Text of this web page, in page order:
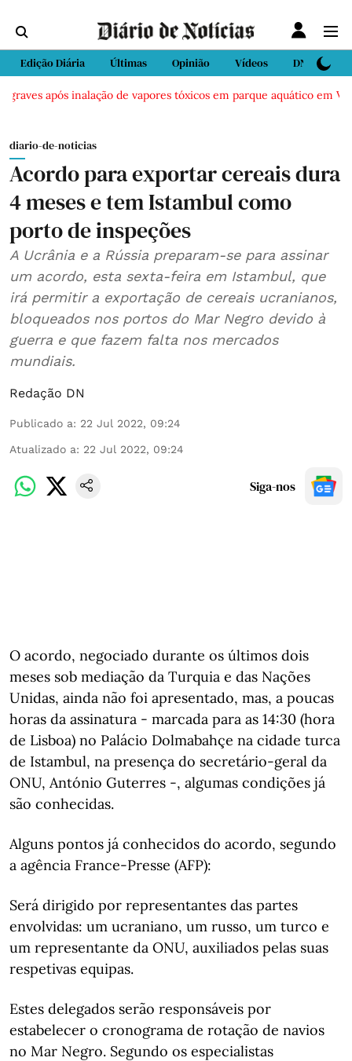
Edição Diária Últimas Opinião Vídeos DN Sport
após inalação de vapores tóxicos em parque aquático em Vieira
diario-de-noticias
Acordo para exportar cereais dura
4 meses e tem Istambul como
porto de inspeções
A Ucrânia e a Rússia preparam-se para assinar
um acordo, esta sexta-feira em Istambul, que
irá permitir a exportação de cereais ucranianos,
bloqueados nos portos do Mar Negro devido à
guerra e que fazem falta nos mercados
mundiais.
Redação DN
Publicado a: 22 Jul 2022, 09:24
Atualizado a: 22 Jul 2022, 09:24
Siga-nos
O acordo, negociado durante os últimos dois
meses sob mediação da Turquia e das Nações
Unidas, ainda não foi apresentado, mas, a poucas
horas da assinatura - marcada para as 14:30 (hora
de Lisboa) no Palácio Dolmabahçe na cidade turca
de Istambul, na presença do secretário-geral da
ONU, António Guterres -, algumas condições já
são conhecidas.
Alguns pontos já conhecidos do acordo, segundo
a agência France-Presse (AFP):
Será dirigido por representantes das partes
envolvidas: um ucraniano, um russo, um turco e
um representante da ONU, auxiliados pelas suas
respetivas equipas.
Estes delegados serão responsáveis por
estabelecer o cronograma de rotação de navios
no Mar Negro. Segundo os especialistas